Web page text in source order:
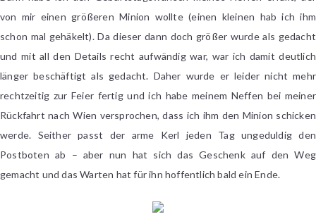
von mir einen größeren Minion wollte (einen kleinen hab ich ihm
schon mal gehäkelt). Da dieser dann doch größer wurde als gedacht
und mit all den Details recht aufwändig war, war ich damit deutlich
länger beschäftigt als gedacht. Daher wurde er leider nicht mehr
rechtzeitig zur Feier fertig und ich habe meinem Neffen bei meiner
Rückfahrt nach Wien versprochen, dass ich ihm den Minion schicken
werde. Seither passt der arme Kerl jeden Tag ungeduldig den
Postboten ab – aber nun hat sich das Geschenk auf den Weg
gemacht und das Warten hat für ihn hoffentlich bald ein Ende.